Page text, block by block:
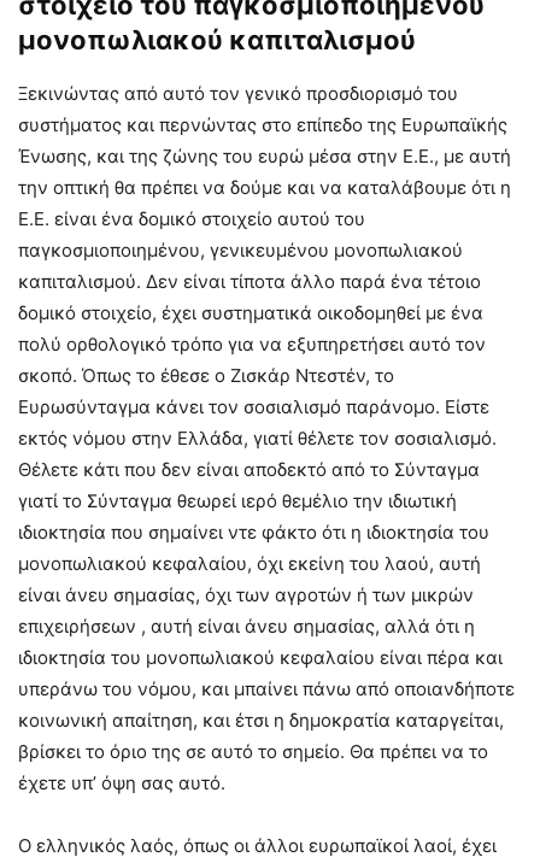
μονοπωλιακού καπιταλισμού
Ξεκινώντας από αυτό τον γενικό προσδιορισμό του
συστήματος και περνώντας στο επίπεδο της Ευρωπαϊκής
Ένωσης, και της ζώνης του ευρώ μέσα στην Ε.Ε., με αυτή
την οπτική θα πρέπει να δούμε και να καταλάβουμε ότι η
Ε.Ε. είναι ένα δομικό στοιχείο αυτού του
παγκοσμιοποιημένου, γενικευμένου μονοπωλιακού
καπιταλισμού. Δεν είναι τίποτα άλλο παρά ένα τέτοιο
δομικό στοιχείο, έχει συστηματικά οικοδομηθεί με ένα
πολύ ορθολογικό τρόπο για να εξυπηρετήσει αυτό τον
σκοπό. Όπως το έθεσε ο Ζισκάρ Ντεστέν, το
Ευρωσύνταγμα κάνει τον σοσιαλισμό παράνομο. Είστε
εκτός νόμου στην Ελλάδα, γιατί θέλετε τον σοσιαλισμό.
Θέλετε κάτι που δεν είναι αποδεκτό από το Σύνταγμα
γιατί το Σύνταγμα θεωρεί ιερό θεμέλιο την ιδιωτική
ιδιοκτησία που σημαίνει ντε φάκτο ότι η ιδιοκτησία του
μονοπωλιακού κεφαλαίου, όχι εκείνη του λαού, αυτή
είναι άνευ σημασίας, όχι των αγροτών ή των μικρών
επιχειρήσεων , αυτή είναι άνευ σημασίας, αλλά ότι η
ιδιοκτησία του μονοπωλιακού κεφαλαίου είναι πέρα και
υπεράνω του νόμου, και μπαίνει πάνω από οποιανδήποτε
κοινωνική απαίτηση, και έτσι η δημοκρατία καταργείται,
βρίσκει το όριο της σε αυτό το σημείο. Θα πρέπει να το
έχετε υπ’ όψη σας αυτό.
Ο ελληνικός λαός, όπως οι άλλοι ευρωπαϊκοί λαοί, έχει